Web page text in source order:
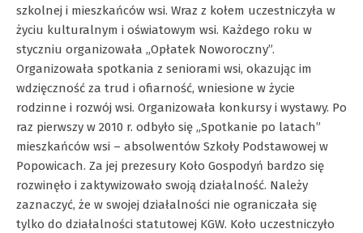
szkolnej i mieszkańców wsi. Wraz z kołem uczestniczyła w
życiu kulturalnym i oświatowym wsi. Każdego roku w
styczniu organizowała „Opłatek Noworoczny”.
Organizowała spotkania z seniorami wsi, okazując im
wdzięczność za trud i ofiarność, wniesione w życie
rodzinne i rozwój wsi. Organizowała konkursy i wystawy. Po
raz pierwszy w 2010 r. odbyło się „Spotkanie po latach”
mieszkańców wsi – absolwentów Szkoły Podstawowej w
Popowicach. Za jej prezesury Koło Gospodyń bardzo się
rozwinęło i zaktywizowało swoją działalność. Należy
zaznaczyć, że w swojej działalności nie ograniczała się
tylko do działalności statutowej KGW. Koło uczestniczyło